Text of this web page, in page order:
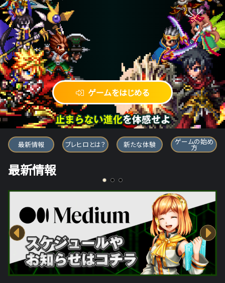
ゲームをはじめる
ブレイブ フロンティア ヒーローズ
最新情報 ブレヒロとは？ 新たな体験 ゲームの始め
方
最新情報